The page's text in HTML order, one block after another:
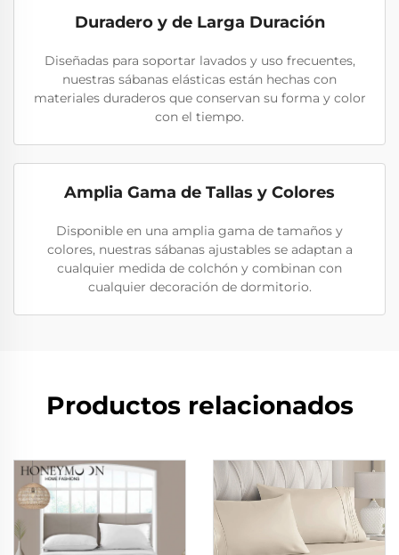
Duradero y de Larga Duración
Diseñadas para soportar lavados y uso frecuentes,
nuestras sábanas elásticas están hechas con
materiales duraderos que conservan su forma y color
con el tiempo.
Amplia Gama de Tallas y Colores
Disponible en una amplia gama de tamaños y
colores, nuestras sábanas ajustables se adaptan a
cualquier medida de colchón y combinan con
cualquier decoración de dormitorio.
Productos relacionados